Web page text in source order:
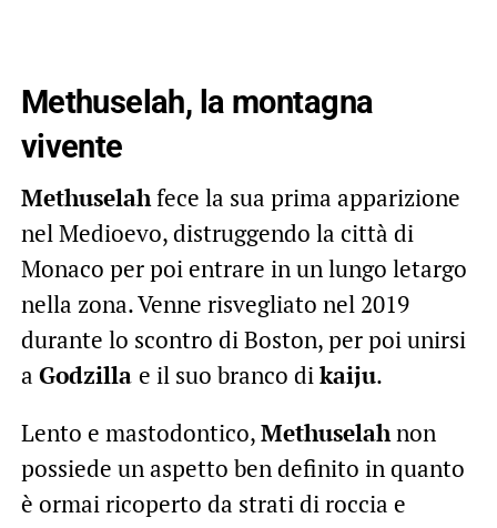
Methuselah, la montagna
vivente
Methuselahfece la sua prima apparizione
nel Medioevo, distruggendo la città di
Monaco per poi entrare in un lungo letargo
nella zona. Venne risvegliato nel 2019
durante lo scontro di Boston, per poi unirsi
a Godzilla e il suo branco dikaiju.
Lento e mastodontico,Methuselahnon
possiede un aspetto ben definito in quanto
è ormai ricoperto da strati di roccia e